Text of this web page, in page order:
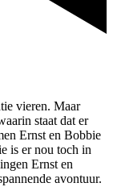
vieren. Maar
staat dat er
Ernst en Bobbie
is er nou toch in
Ernst en
avontuur.